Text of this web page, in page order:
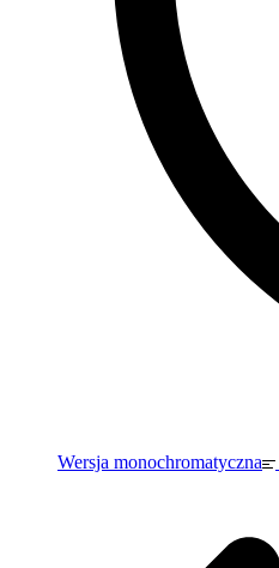
Wersja monochromatyczna